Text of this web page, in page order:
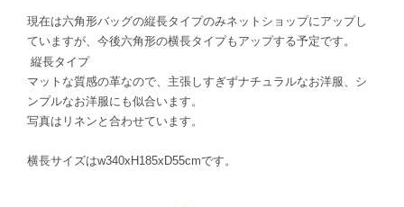
現在は六角形バッグの縦長タイプのみネットショップにアップし
ていますが、今後六角形の横長タイプもアップする予定です。
縦長タイプ
マットな質感の革なので、主張しすぎずナチュラルなお洋服、シ
ンプルなお洋服にも似合います。
写真はリネンと合わせています。
横長サイズはw340xH185xD55cmです。